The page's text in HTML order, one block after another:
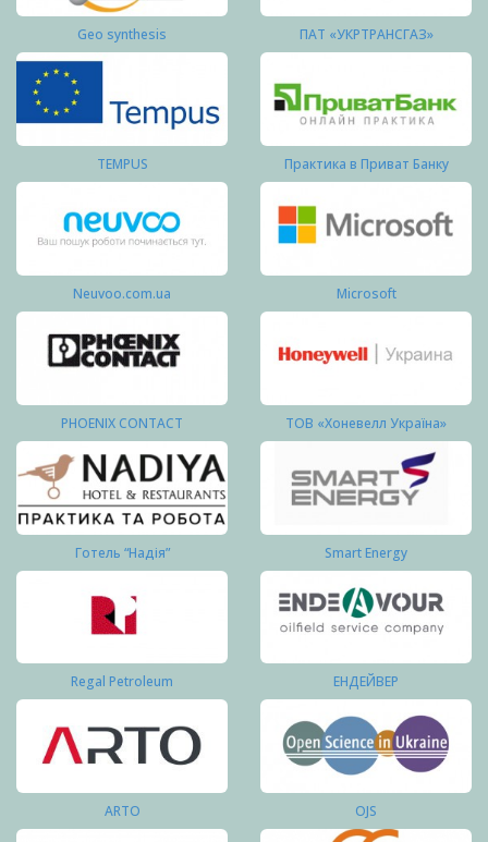
Geo synthesis ПАТ «УКРТРАНСГАЗ»
TEMPUS Практика в Приват Банку
Neuvoo.com.ua Microsoft
PHOENIX CONTACT ТОВ «Хоневелл Україна»
Готель “Надія” Smart Energy
Regal Petroleum ЕНДЕЙВЕР
ARTO OJS